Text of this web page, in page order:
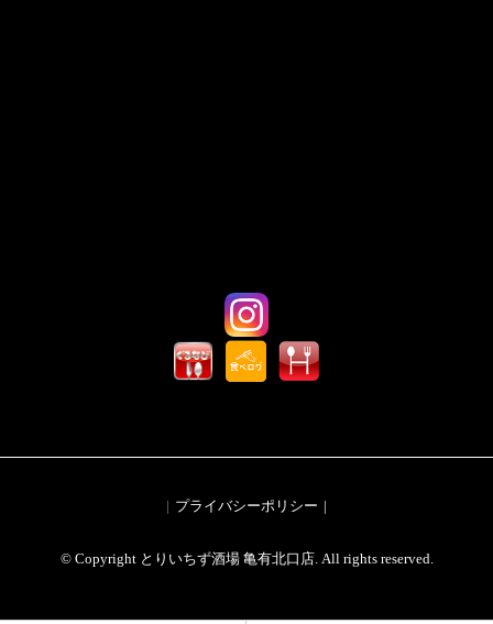
プライバシーポリシー
© Copyright とりいちず酒場 亀有北口店. All rights reserved.